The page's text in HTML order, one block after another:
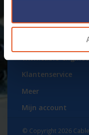
www.cable-
Klantenservice
Meer
Mijn account
© Copyright 2026